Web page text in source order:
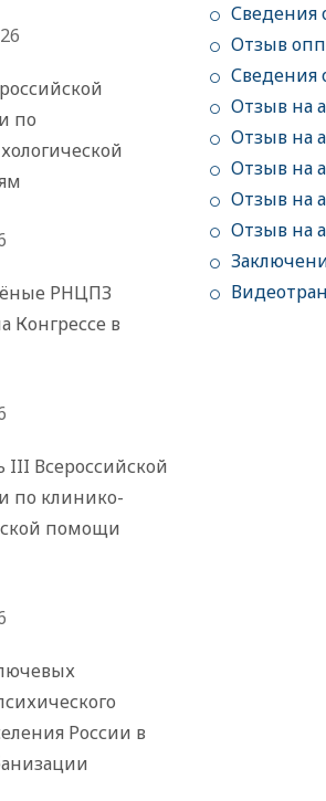
Сведения
Отзыв
Сведения
Отзыв на
Отзыв на
Отзыв на
Отзыв на
Отзыв на
по
РНЦПЗ
Конгрессе в
Всероссийской
по клинико-
помощи
России в